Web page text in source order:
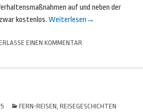
auf und neben der
kostenlos. Weiterlesen →
EINEN KOMMENTAR
FERN-REISEN, REISEGESCHICHTEN